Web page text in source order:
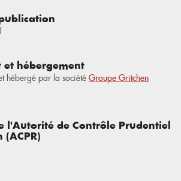
et hébergement
hébergé par la société Groupe Gritchen
l'Autorité de Contrôle Prudentiel
(ACPR)